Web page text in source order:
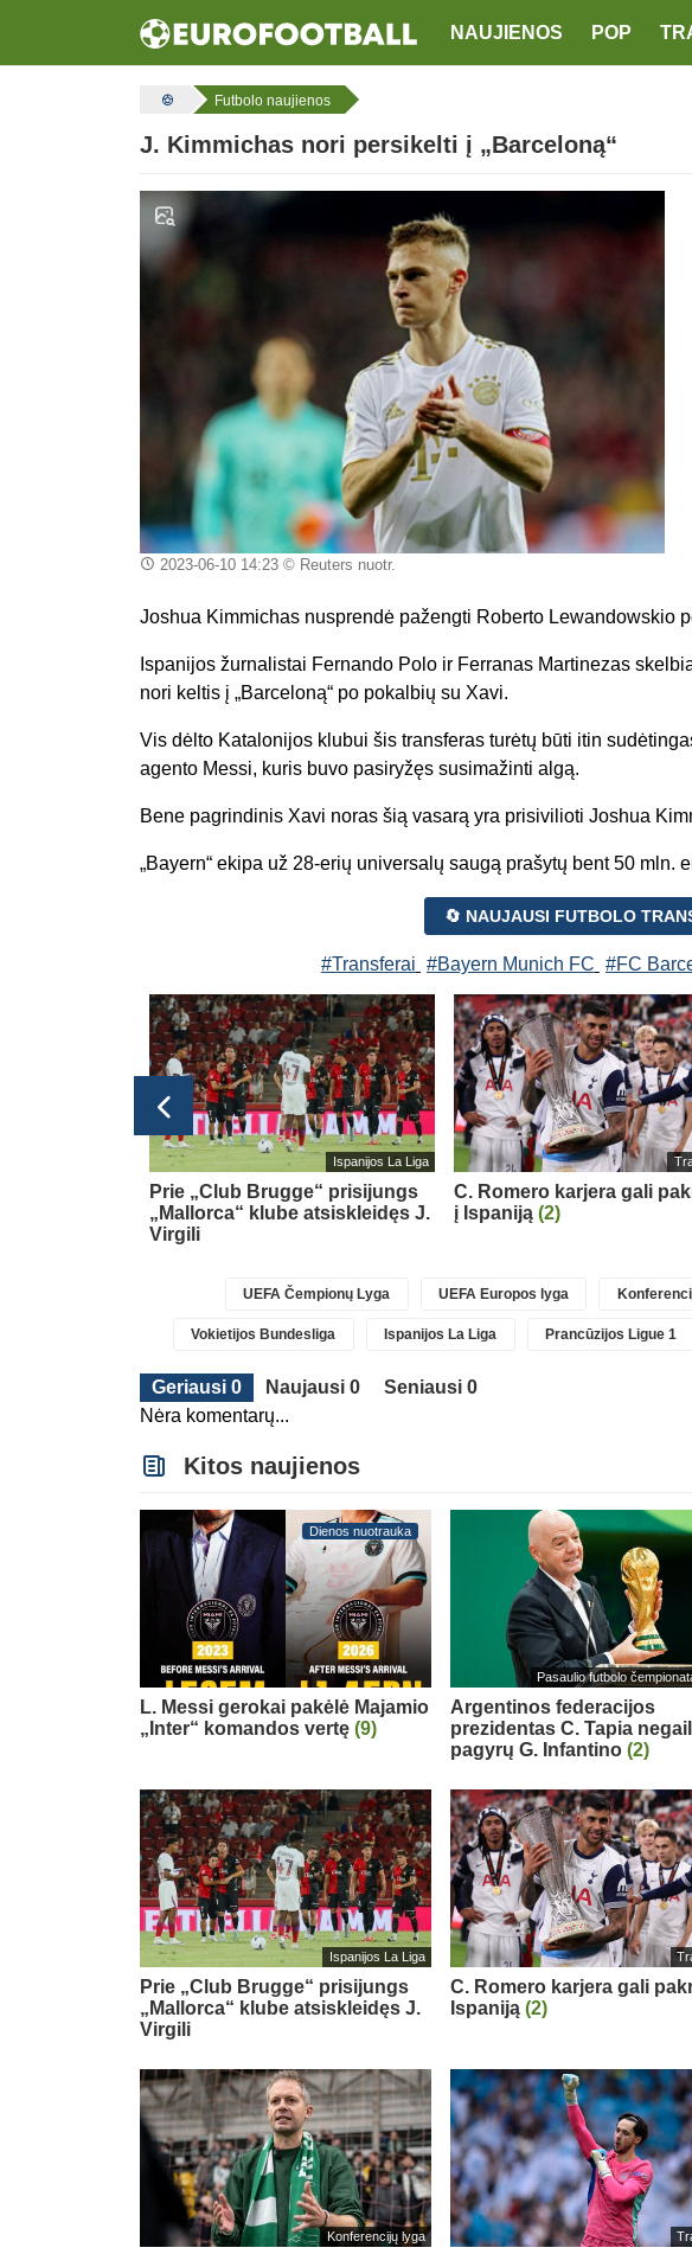
NAUJIENOS POP
Futbolo naujienos
J. Kimmichas nori persikelti į „Barceloną“
2023-06-10 14:23© Reuters nuotr.
Joshua Kimmichas nusprendė pažengti Roberto Lewandowskio
Ispanijos žurnalistai Fernando Polo ir Ferranas Martinezas
nori keltis į „Barceloną“ po pokalbių su Xavi.
Vis dėlto Katalonijos klubui šis transferas turėtų būti itin
agento Messi, kuris buvo pasiryžęs susimažinti algą.
Bene pagrindinis Xavi noras šią vasarą yra prisivilioti Joshua
„Bayern“ ekipa už 28-erių universalų saugą prašytų bent 50 mln.
🔄 NAUJAUSI FUTBOLO
#Transferai #Bayern Munich FC #FC
Ispanijos La Liga
Prie „Club Brugge“ prisijungs
„Mallorca“ klube atsiskleidęs J.
Virgili
C. Romero karjera gali
į Ispaniją (2)
UEFA Čempionų Lyga UEFA Europos lyga
Vokietijos Bundesliga Ispanijos La Liga Prancūzijos Ligue 1
Geriausi 0 Naujausi 0
Seniausi 0
Nėra komentarų...
Kitos naujienos
Dienos nuotrauka
L. Messi gerokai pakėlė Majamio
„Inter“ komandos vertę (9)
Pasaulio futbolo
Argentinos federacijos
prezidentas C. Tapia
pagyrų G. Infantino(2)
Ispanijos La Liga
Prie „Club Brugge“ prisijungs
„Mallorca“ klube atsiskleidęs J.
Virgili
C. Romero karjera gali
Ispaniją(2)
Konferencijų lyga